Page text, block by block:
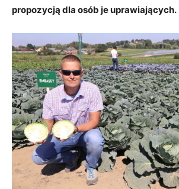
propozycją dla osób je uprawiających.